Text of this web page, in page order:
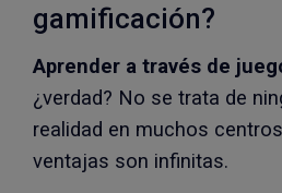
gamificación?
Aprender a través de
¿verdad? No se trata de
realidad en muchos
ventajas son infinitas.